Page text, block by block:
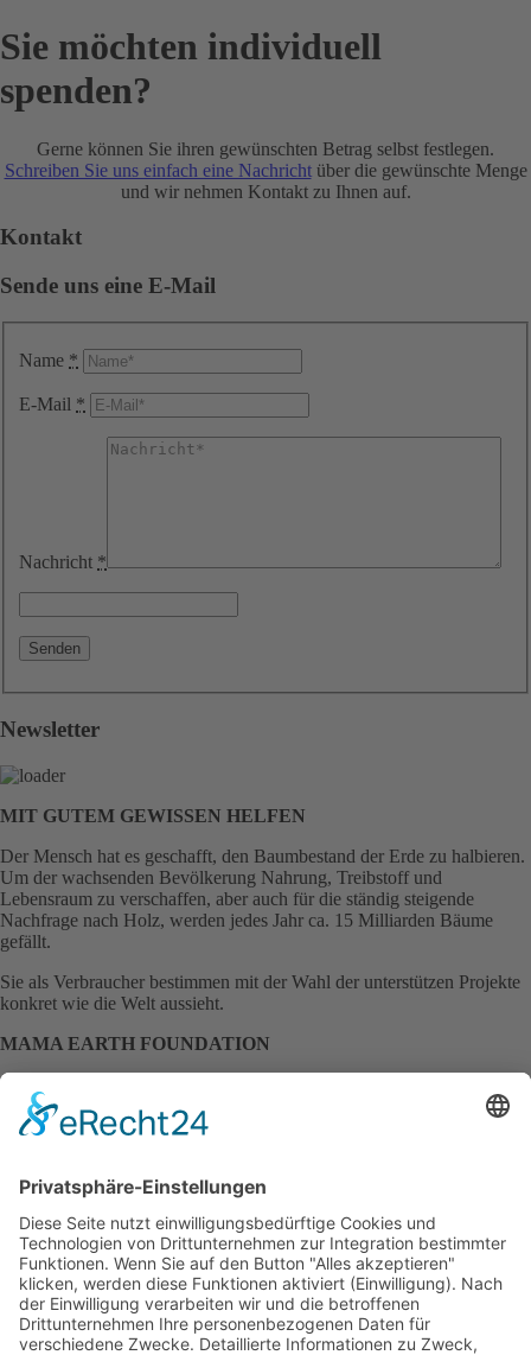
Sie möchten individuell
spenden?
Gerne können Sie ihren gewünschten Betrag selbst festlegen.
Schreiben Sie uns einfach eine Nachrichtüber die gewünschte Menge
und wir nehmen Kontakt zu Ihnen auf.
Kontakt
Sende uns eine E-Mail
Name *
E-Mail *
Nachricht *
Newsletter
MIT GUTEM GEWISSEN HELFEN
Der Mensch hat es geschafft, den Baumbestand der Erde zu halbieren.
Um der wachsenden Bevölkerung Nahrung, Treibstoff und
Lebensraum zu verschaffen, aber auch für die ständig steigende
Nachfrage nach Holz, werden jedes Jahr ca. 15 Milliarden Bäume
gefällt.
Sie als Verbraucher bestimmen mit der Wahl der unterstützen Projekte
konkret wie die Welt aussieht.
MAMA EARTH FOUNDATION
✓ Erfahrung aus fast 4 Millionen gepflanzter Mangroven
✓ Alle Pflanzungen mit wissenschaftlicher Begleitung
✓ Einbindung der lokalen Bewohner in alle Aktivitäten
✓ Förderung von Auszubildenden und Ausbildungsstätten
✓ Plastiksammel-Aktionen und Wiederverwertung
✓ Staatlich anerkannte Foundation
ADRESSE
Mama Earth Foundation
Km. 7 Zone 3 Suson Street Lizada Village Brgy. Vicente Hizon Sr.
Lanang, Davao City